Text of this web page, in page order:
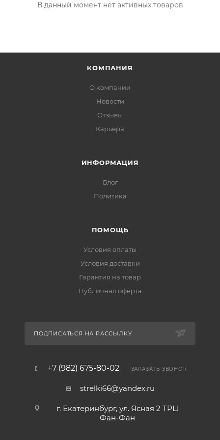
В данный момент нет активных товаров
КОМПАНИЯ
О компании
Новости
Отзывы
Карьера
ИНФОРМАЦИЯ
Блог
Политика
ПОМОЩЬ
Условия оплаты
Условия доставки
Гарантия на товар
Публичная оферта
ПОДПИСАТЬСЯ НА РАССЫЛКУ
+7 (982) 675-80-02 ЗАКАЗАТЬ ЗВОНОК
strelki66@yandex.ru
г. Екатеринбург, ул. Ясная 2 ТРЦ
Фан-Фан